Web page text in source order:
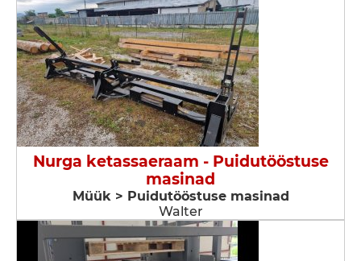
Nurga ketassaeraam - Puidutööstuse
masinad
Müük > Puidutööstuse masinad
Walter